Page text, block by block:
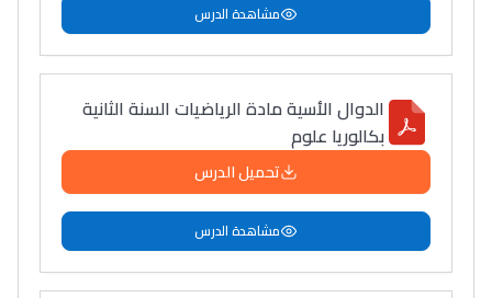
مشاهدة الدرس
الدوال الأسية مادة الرياضيات السنة الثانية
بكالوريا علوم
تحميل الدرس
مشاهدة الدرس